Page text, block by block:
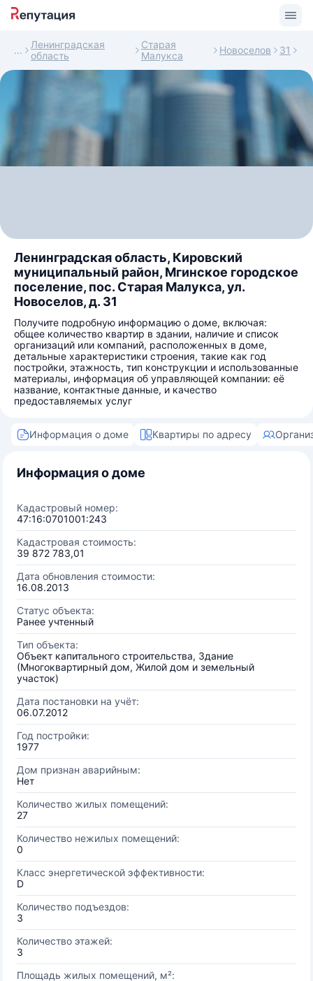
Ленинградская
область
Старая
Малукса
Новоселов 31
Ленинградская область, Кировский
муниципальный район, Мгинское городское
поселение, пос. Старая Малукса, ул.
Новоселов, д. 31
Получите подробную информацию о доме, включая:
общее количество квартир в здании, наличие и список
организаций или компаний, расположенных в доме,
детальные характеристики строения, такие как год
постройки, этажность, тип конструкции и использованные
материалы, информация об управляющей компании: её
название, контактные данные, и качество
предоставляемых услуг
Информация о доме Квартиры по адресу
Информация о доме
Кадастровый номер:
47:16:0701001:243
Кадастровая стоимость:
39 872 783,01
Дата обновления стоимости:
16.08.2013
Статус объекта:
Ранее учтенный
Тип объекта:
Объект капитального строительства, Здание
(Многоквартирный дом, Жилой дом и земельный
участок)
Дата постановки на учёт:
06.07.2012
Год постройки:
1977
Дом признан аварийным:
Нет
Количество жилых помещений:
27
Количество нежилых помещений:
0
Класс энергетической эффективности:
D
Количество подъездов:
3
Количество этажей:
3
Площадь жилых помещений, м²: